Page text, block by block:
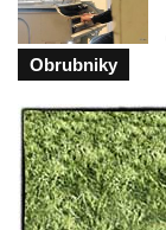
Obrubniky